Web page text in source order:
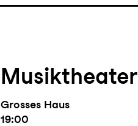
Musiktheater
Grosses Haus
19:00